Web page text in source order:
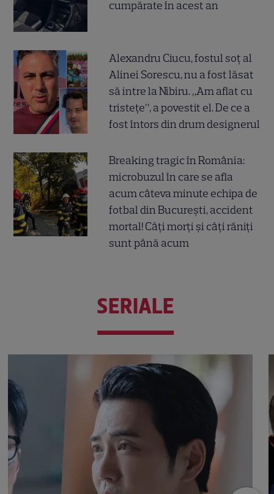
cumpărate în acest an
Alexandru Ciucu, fostul soț al
Alinei Sorescu, nu a fost lăsat
să intre la Nibiru. „Am aflat cu
tristețe”, a povestit el. De ce a
fost întors din drum designerul
Breaking tragic în România:
microbuzul în care se afla
acum câteva minute echipa de
fotbal din București, accident
mortal! Câți morți și câți răniți
sunt până acum
SERIALE